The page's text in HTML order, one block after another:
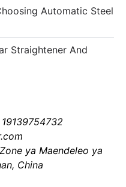
Automatic Steel
Straightener And
ya Maendeleo ya
China